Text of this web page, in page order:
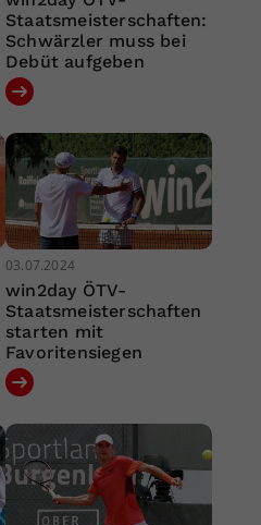
Staatsmeisterschaften:
Schwärzler muss bei
Debüt aufgeben
03.07.2024
win2day ÖTV-
Staatsmeisterschaften
starten mit
Favoritensiegen